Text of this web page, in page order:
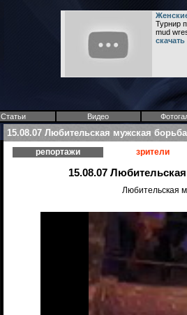
Турнир
mud
Статьи Видео
15.08.07 Любительская мужская
репортажи зрители
15.08.07
Любительская